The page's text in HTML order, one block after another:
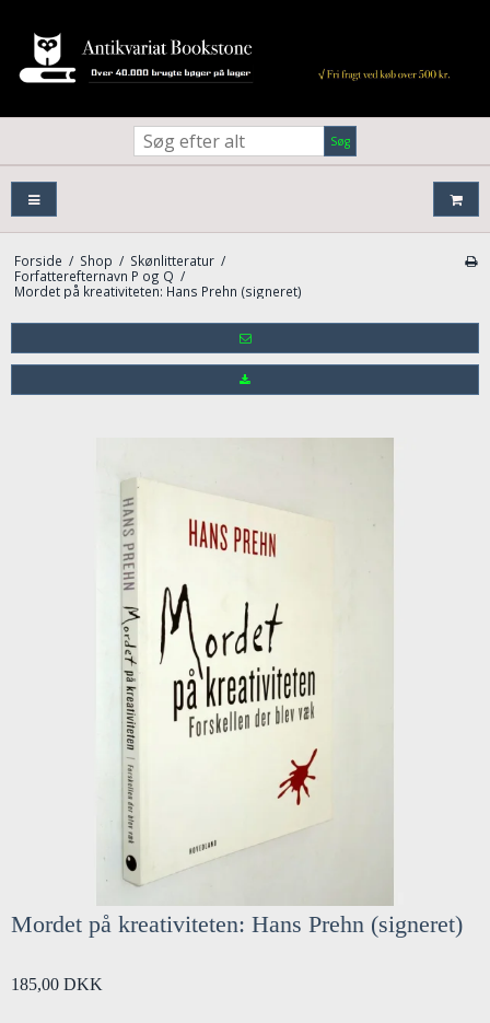
Søg
Forside / Shop / Skønlitteratur /
Forfatterefternavn P og Q /
Mordet på kreativiteten: Hans Prehn (signeret)
Mordet på kreativiteten: Hans Prehn (signeret)
185,00 DKK